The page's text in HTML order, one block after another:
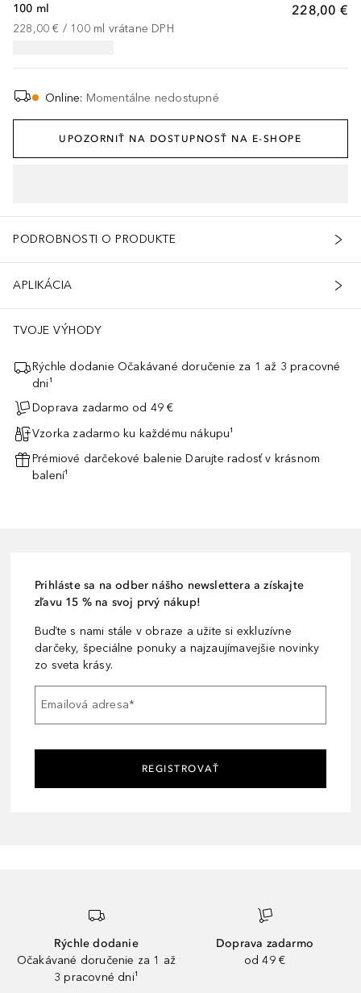
228,00 €
100 ml
228,00 € / 100 ml vrátane DPH
Online: Momentálne nedostupné
UPOZORNIŤ NA DOSTUPNOSŤ NA E-SHOPE
PODROBNOSTI O PRODUKTE
APLIKÁCIA
TVOJE VÝHODY
Rýchle dodanie Očakávané doručenie za 1 až 3 pracovné
dni¹
Doprava zadarmo od 49 €
Vzorka zadarmo ku každému nákupu¹
Prémiové darčekové balenie Darujte radosť v krásnom
balení¹
Prihláste sa na odber nášho newslettera a získajte
zľavu 15 % na svoj prvý nákup!
Buďte s nami stále v obraze a užite si exkluzívne
darčeky, špeciálne ponuky a najzaujímavejšie novinky
zo sveta krásy.
Emailová adresa*
REGISTROVAŤ
Rýchle dodanie
Očakávané doručenie za 1 až
3 pracovné dni¹
Doprava zadarmo
od 49 €